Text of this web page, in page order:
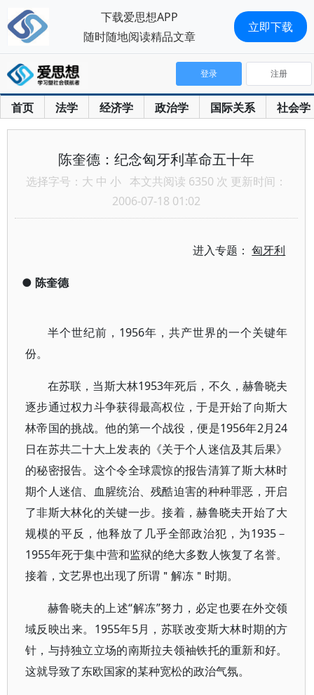
首页 法学 经济学 政治学 国际关系 社会学
登录 注册
陈奎德：纪念匈牙利革命五十年
选择字号： 大 中 小 本文共阅读 6350 次 更新时间：
2006-07-18 01:02
进入专题：匈牙利
● 陈奎德
半个世纪前，1956年，共产世界的一个关键年
份。
在苏联，当斯大林1953年死后，不久，赫鲁晓夫
逐步通过权力斗争获得最高权位，于是开始了向斯大
林帝国的挑战。他的第一个战役，便是1956年2月24
日在苏共二十大上发表的《关于个人迷信及其后果》
的秘密报告。这个令全球震惊的报告清算了斯大林时
期个人迷信、血腥统治、残酷迫害的种种罪恶，开启
了非斯大林化的关键一步。接着，赫鲁晓夫开始了大
规模的平反，他释放了几乎全部政治犯，为1935－
1955年死于集中营和监狱的绝大多数人恢复了名誉。
接着，文艺界也出现了所谓＂解冻＂时期。
赫鲁晓夫的上述“解冻”努力，必定也要在外交领
域反映出来。1955年5月，苏联改变斯大林时期的方
针，与持独立立场的南斯拉夫领袖铁托的重新和好。
这就导致了东欧国家的某种宽松的政治气氛。
下载爱思想APP
随时随地阅读精品文章
立即下载